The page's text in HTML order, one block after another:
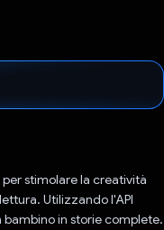
stimolare la creatività
Utilizzando l'API
in storie complete.